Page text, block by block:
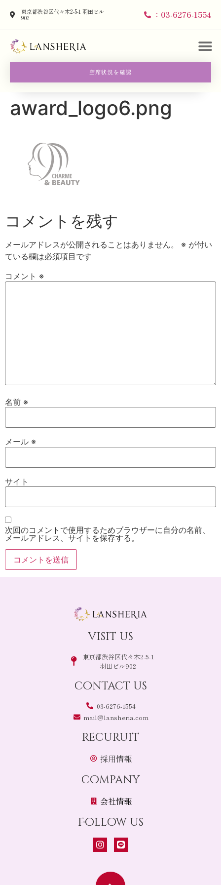
東京都渋谷区代々木2-5-1 羽田ビル
902
：03-6276-1554
空席状況を確認
award_logo6.png
コメントを残す
メールアドレスが公開されることはありません。 ※ が付い
ている欄は必須項目です
コメント ※
名前 ※
メール ※
サイト
次回のコメントで使用するためブラウザーに自分の名前、
メールアドレス、サイトを保存する。
visit us
東京都渋谷区代々木2-5-1
羽田ビル902
contact us
03-6276-1554
mail@lansheria.com
recuruit
採用情報
company
会社情報
Follow us